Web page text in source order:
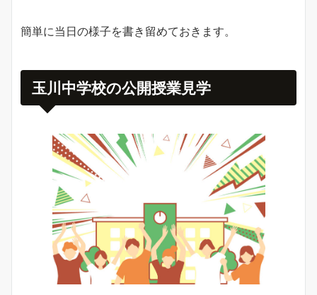
簡単に当日の様子を書き留めておきます。
玉川中学校の公開授業見学